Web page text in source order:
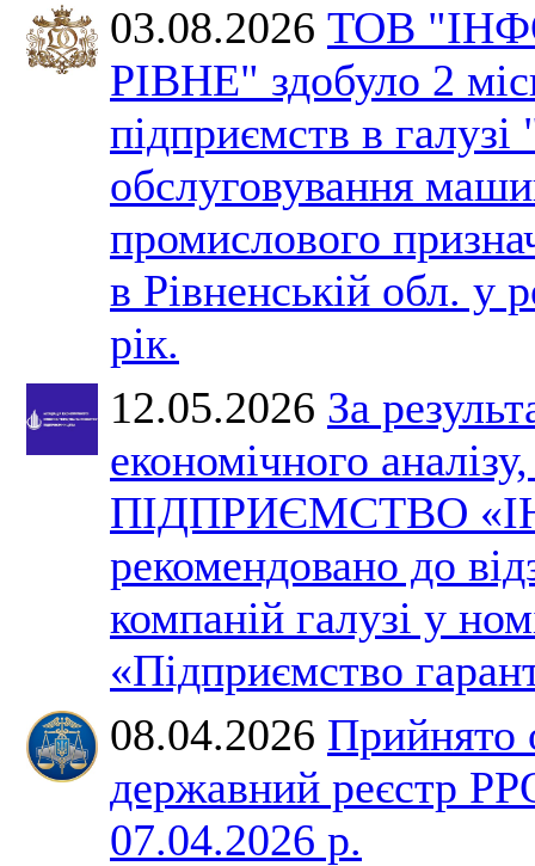
03.08.2026 ТОВ
РІВНЕ" здобуло 2
підприємств в
обслуговування
промислового
в Рівненській обл. у
рік.
12.05.2026 За
економічного
ПІДПРИЄМСТВО
рекомендовано до
компаній галузі у
«Підприємство
08.04.2026 Прийнято
державний реєстр
07.04.2026 р.